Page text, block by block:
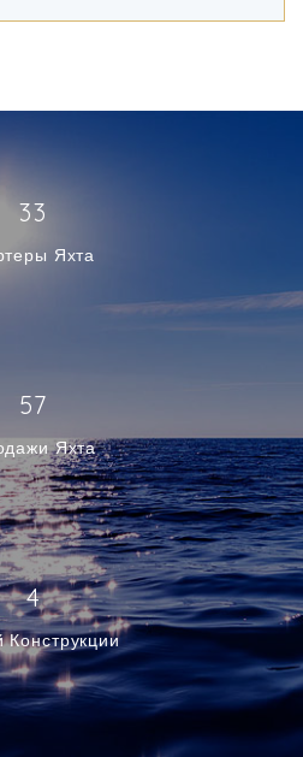
33
Яхта
57
Яхта
4
Конструкции